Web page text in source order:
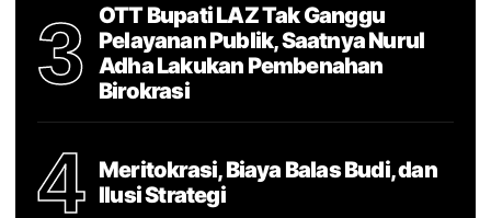
3
OTT Bupati LAZ Tak Ganggu
Pelayanan Publik, Saatnya Nurul
Adha Lakukan Pembenahan
Birokrasi
4
Meritokrasi, Biaya Balas Budi, dan
Ilusi Strategi